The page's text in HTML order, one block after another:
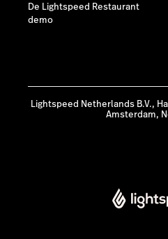
De Lightspeed Restaurant
demo
Lightspeed Netherlands B.V.,
Amsterdam,